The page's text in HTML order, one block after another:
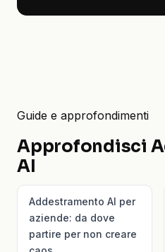
Guide e approfondimenti
Approfondisci
AI
Addestramento AI per
aziende: da dove
partire per non creare